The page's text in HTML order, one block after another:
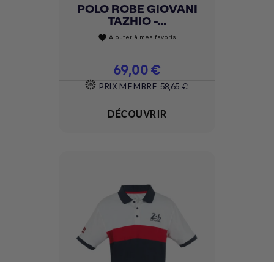
POLO ROBE GIOVANI
TAZHIO -...
favorite Ajouter à mes favoris
Prix
69,00 €
PRIX MEMBRE 58,65 €
DÉCOUVRIR